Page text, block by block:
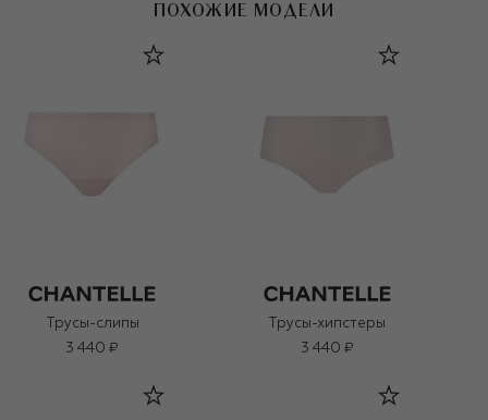
ПОХОЖИЕ МОДЕЛИ
Трусы-слипы
3 440 ₽
Трусы-хипстеры
3 440 ₽